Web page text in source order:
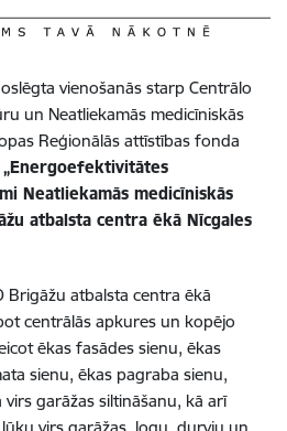
vienošanās starp Centrālo
un Neatliekamās medicīniskās
Reģionālās attīstības fonda
„Energoefektivitātes
Neatliekamās medicīniskās
atbalsta centra ēkā Nīcgales
Brigāžu atbalsta centra ēkā
centrālās apkures un kopējo
ēkas fasādes sienu, ēkas
sienu, ēkas pagraba sienu,
garāžas siltināšanu, kā arī